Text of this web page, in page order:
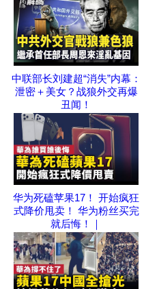
中联部长刘建超“消失”内幕：
泄密＋美女？战狼外交再爆
丑闻！
华为死磕苹果17！ 开始疯狂
式降价甩卖！ 华为粉丝买完
就后悔！｜